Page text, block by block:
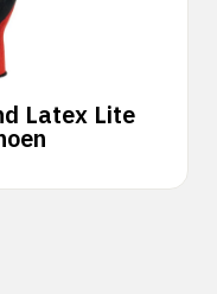
Latex Lite